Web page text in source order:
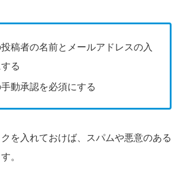
稿者の名前とメールアドレスの入
る
動承認を必須にする
を入れておけば、スパムや悪意のある
。